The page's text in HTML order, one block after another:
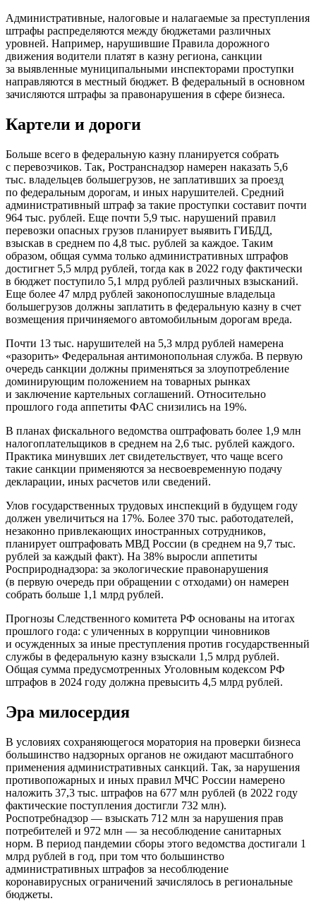
Административные, налоговые и налагаемые за преступления
штрафы распределяются между бюджетами различных
уровней. Например, нарушившие Правила дорожного
движения водители платят в казну региона, санкции
за выявленные муниципальными инспекторами проступки
направляются в местный бюджет. В федеральный в основном
зачисляются штрафы за правонарушения в сфере бизнеса.
Картели и дороги
Больше всего в федеральную казну планируется собрать
с перевозчиков. Так, Ространснадзор намерен наказать 5,6
тыс. владельцев большегрузов, не заплативших за проезд
по федеральным дорогам, и иных нарушителей. Средний
административный штраф за такие проступки составит почти
964 тыс. рублей. Еще почти 5,9 тыс. нарушений правил
перевозки опасных грузов планирует выявить ГИБДД,
взыскав в среднем по 4,8 тыс. рублей за каждое. Таким
образом, общая сумма только административных штрафов
достигнет 5,5 млрд рублей, тогда как в 2022 году фактически
в бюджет поступило 5,1 млрд рублей различных взысканий.
Еще более 47 млрд рублей законопослушные владельца
большегрузов должны заплатить в федеральную казну в счет
возмещения причиняемого автомобильным дорогам вреда.
Почти 13 тыс. нарушителей на 5,3 млрд рублей намерена
«разорить» Федеральная антимонопольная служба. В первую
очередь санкции должны применяться за злоупотребление
доминирующим положением на товарных рынках
и заключение картельных соглашений. Относительно
прошлого года аппетиты ФАС снизились на 19%.
В планах фискального ведомства оштрафовать более 1,9 млн
налогоплательщиков в среднем на 2,6 тыс. рублей каждого.
Практика минувших лет свидетельствует, что чаще всего
такие санкции применяются за несвоевременную подачу
декларации, иных расчетов или сведений.
Улов государственных трудовых инспекций в будущем году
должен увеличиться на 17%. Более 370 тыс. работодателей,
незаконно привлекающих иностранных сотрудников,
планирует оштрафовать МВД России (в среднем на 9,7 тыс.
рублей за каждый факт). На 38% выросли аппетиты
Росприроднадзора: за экологические правонарушения
(в первую очередь при обращении с отходами) он намерен
собрать больше 1,1 млрд рублей.
Прогнозы Следственного комитета РФ основаны на итогах
прошлого года: с уличенных в коррупции чиновников
и осужденных за иные преступления против государственный
службы в федеральную казну взыскали 1,5 млрд рублей.
Общая сумма предусмотренных Уголовным кодексом РФ
штрафов в 2024 году должна превысить 4,5 млрд рублей.
Эра милосердия
В условиях сохраняющегося моратория на проверки бизнеса
большинство надзорных органов не ожидают масштабного
применения административных санкций. Так, за нарушения
противопожарных и иных правил МЧС России намерено
наложить 37,3 тыс. штрафов на 677 млн рублей (в 2022 году
фактические поступления достигли 732 млн).
Роспотребнадзор — взыскать 712 млн за нарушения прав
потребителей и 972 млн — за несоблюдение санитарных
норм. В период пандемии сборы этого ведомства достигали 1
млрд рублей в год, при том что большинство
административных штрафов за несоблюдение
коронавирусных ограничений зачислялось в региональные
бюджеты.